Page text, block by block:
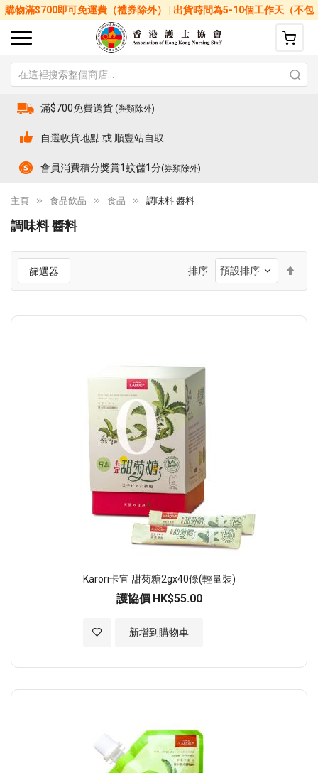
購物滿$700即可免運費（禮券除外） | 出貨時間為5-10個工作天（不包
括星期六、日及公眾假期）
滿$700免費送貨 (券類除外)
自選收貨地點 或 順豐站自取
會員消費積分獎賞1蚊儲1分(券類除外)
主頁 食品飲品 食品 調味料 醬料
調味料 醬料
篩選器 排序
降
Karori卡宜 甜菊糖2gx40條(輕量裝)
護協價 HK$55.00
新增到購物車
加入至願望清單